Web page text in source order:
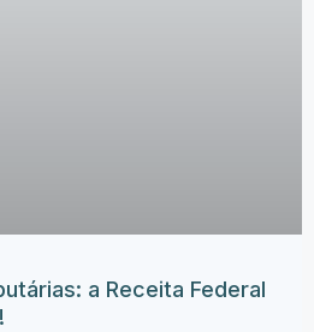
a Receita Federal